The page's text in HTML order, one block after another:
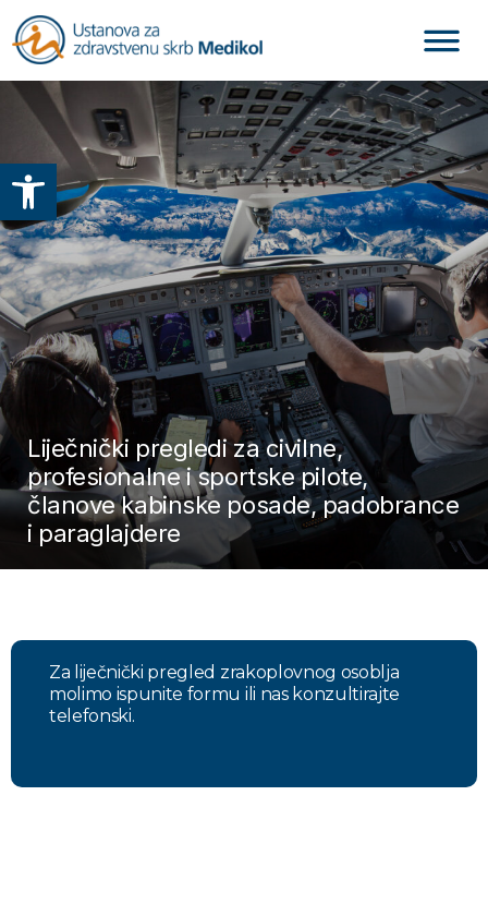
Otvori alatnu traku
Liječnički pregledi za civilne,
profesionalne i sportske pilote,
članove kabinske posade, padobrance
i paraglajdere
Za liječnički pregled zrakoplovnog osoblja
molimo ispunite formu ili nas konzultirajte
telefonski.